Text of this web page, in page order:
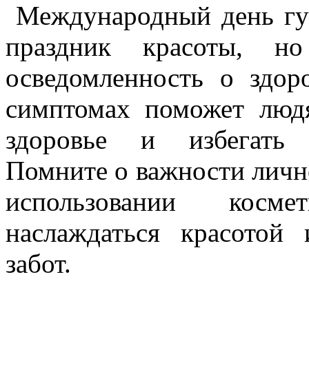
Международный день
праздник красоты,
осведомленность о
симптомах поможет
здоровье и избегать
Помните о важности
использовании
наслаждаться
забот.